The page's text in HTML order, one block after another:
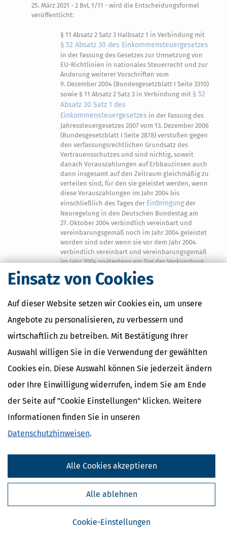
Einsatz von Cookies
Auf dieser Website setzen wir Cookies ein, um unsere
Angebote zu personalisieren, zu verbessern und
wirtschaftlich zu betreiben. Mit Bestätigung Ihrer
Auswahl willigen Sie in die Verwendung der gewählten
Cookies ein. Diese Auswahl können Sie jederzeit ändern
oder Ihre Einwilligung widerrufen, indem Sie am Ende
der Seite auf "Cookie Einstellungen" klicken. Weitere
Informationen finden Sie in unseren
Datenschutzhinweisen.
Cookie-Einstellungen
Alle ablehnen
Alle Cookies akzeptieren
25. März 2021 - 2 BvL 1/11 - wird die Entscheidungsformel
veröffentlicht:
§ 11 Absatz 2 Satz 3 Halbsatz 1 in Verbindung mit
§ 52 Absatz 30 des Einkommensteuergesetzes
in der Fassung des Gesetzes zur Umsetzung von
EU-Richtlinien in nationales Steuerrecht und zur
Änderung weiterer Vorschriften vom
9. Dezember 2004 (Bundesgesetzblatt I Seite 3310)
sowie § 11 Absatz 2 Satz 3 in Verbindung mit § 52
Absatz 30 Satz 1 des
Einkommensteuergesetzes in der Fassung des
Jahressteuergesetzes 2007 vom 13. Dezember 2006
(Bundesgesetzblatt I Seite 2878) verstoßen gegen
den verfassungsrechtlichen Grundsatz des
Vertrauensschutzes und sind nichtig, soweit
danach Vorauszahlungen auf Erbbauzinsen auch
dann insgesamt auf den Zeitraum gleichmäßig zu
verteilen sind, für den sie geleistet werden, wenn
diese Vorauszahlungen im Jahr 2004 bis
einschließlich des Tages der Einbringungder
Neuregelung in den Deutschen Bundestag am
27. Oktober 2004 verbindlich vereinbart und
vereinbarungsgemäß noch im Jahr 2004 geleistet
worden sind oder wenn sie vor dem Jahr 2004
verbindlich vereinbart und vereinbarungsgemäß
im Jahr 2004 spätestens am Tag der Verkündung
der Neuregelung am 15. Dezember 2004 geleistet
worden sind.
Die vorstehende Entscheidungsformel hat gemäß § 31
Gesetzeskraft.
Ähnliche Themen
Finanzamt & Formalitäten
Selbstständigkeit
Verwandte Lexikon-Begriffe
CO2-Steuer - Was ist das?
Kapitalertragsteuer - Definition und